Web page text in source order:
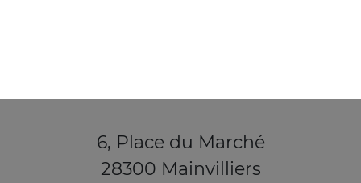
6, Place du Marché
28300 Mainvilliers